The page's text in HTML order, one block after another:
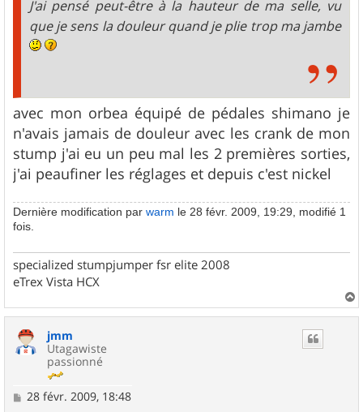
J'ai pensé peut-être à la hauteur de ma selle, vu
que je sens la douleur quand je plie trop ma jambe
avec mon orbea équipé de pédales shimano je
n'avais jamais de douleur avec les crank de mon
stump j'ai eu un peu mal les 2 premières sorties,
j'ai peaufiner les réglages et depuis c'est nickel
Dernière modification par warm le 28 févr. 2009, 19:29, modifié 1
fois.
specialized stumpjumper fsr elite 2008
eTrex Vista HCX
a
jmm
Utagawiste
passionné
M
28 févr. 2009, 18:48